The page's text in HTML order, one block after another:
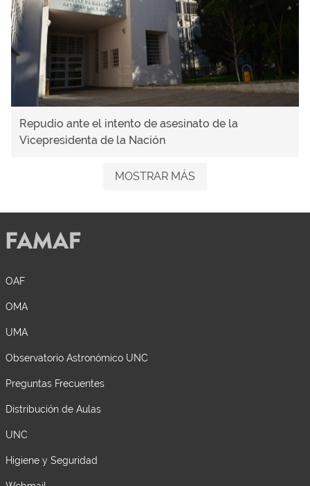
Repudio ante el intento de asesinato de la
Vicepresidenta de la Nación
MOSTRAR MÁS
OAF
OMA
UMA
Observatorio Astronómico UNC
Preguntas Frecuentes
Distribución de Aulas
UNC
Higiene y Seguridad